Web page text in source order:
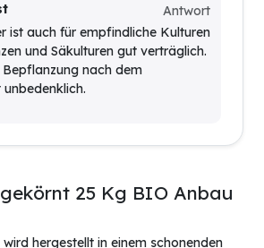
Antwort
ist auch für empfindliche Kulturen
und Säkulturen gut verträglich.
nach dem
25 Kg BIO Anbau
hergestellt in einem schonenden